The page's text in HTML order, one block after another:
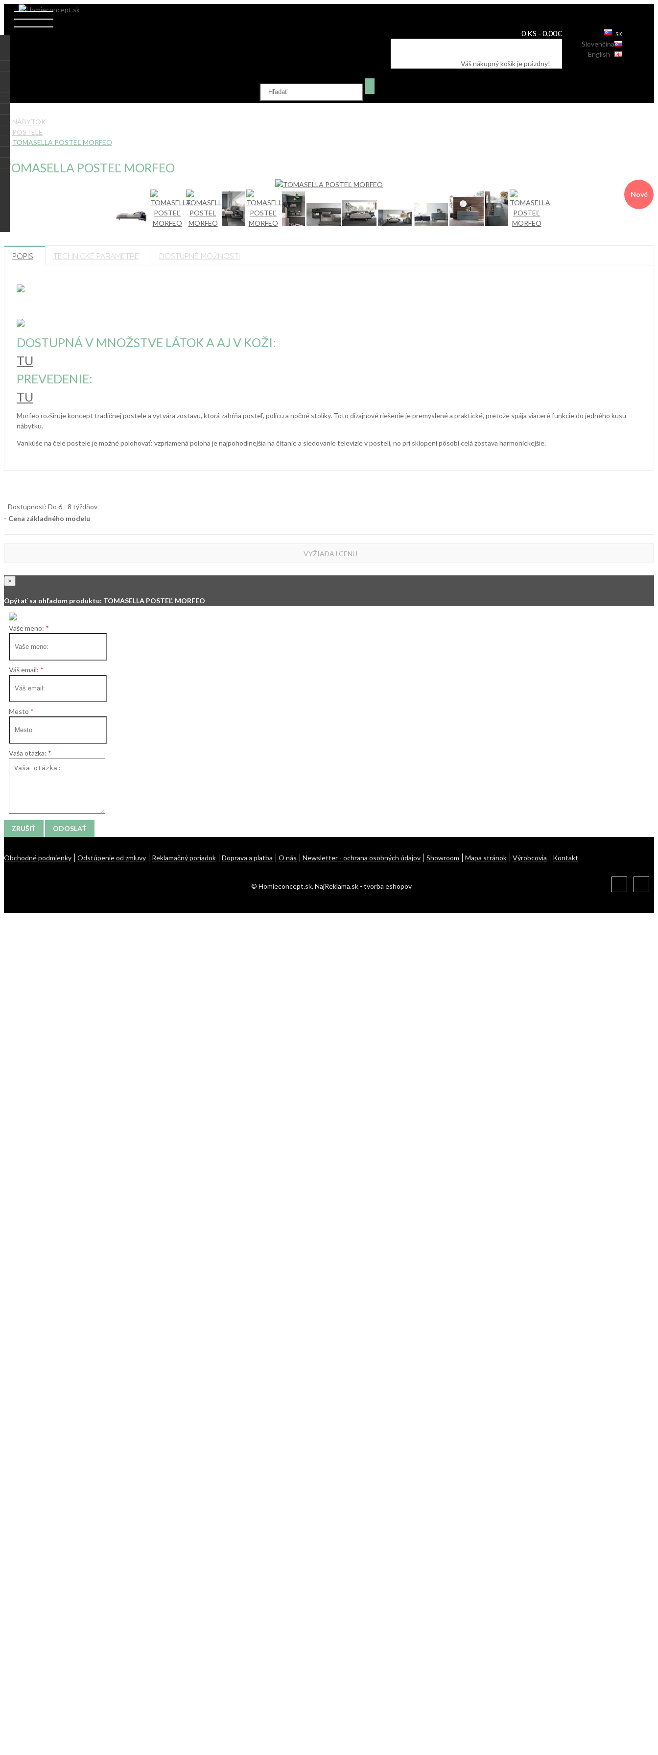
SK
Slovenčina
English
0 KS - 0,00€
Váš nákupný košík je prázdny!
NÁBYTOK
POSTELE
TOMASELLA POSTEĽ MORFEO
TOMASELLA POSTEĽ MORFEO
Nové
POPIS TECHNICKÉ PARAMETRE DOSTUPNÉ MOŽNOSTI
DOSTUPNÁ V MNOŽSTVE LÁTOK A AJ V KOŽI:
TU
PREVEDENIE:
TU
Morfeo rozširuje koncept tradičnej postele a vytvára zostavu, ktorá zahŕňa posteľ, policu a nočné stolíky. Toto dizajnové riešenie je premyslené a praktické, pretože spája viaceré funkcie do jedného kusu
nábytku.
Vankúše na čele postele je možné polohovať: vzpriamená poloha je najpohodlnejšia na čítanie a sledovanie televízie v posteli, no pri sklopení pôsobí celá zostava harmonickejšie.
- Dostupnosť: Do 6 - 8 týždňov
- Cena základného modelu
VYŽIADAJ CENU
×
Opýtať sa ohľadom produktu: TOMASELLA POSTEĽ MORFEO
Vaše meno:
Váš email:
Mesto
Vaša otázka:
ZRUŠIŤ ODOSLAŤ
Obchodné podmienky Odstúpenie od zmluvy Reklamačný poriadok Doprava a platba O nás Newsletter - ochrana osobných údajov Showroom Mapa stránok Výrobcovia Kontakt
© Homieconcept.sk, NajReklama.sk - tvorba eshopov